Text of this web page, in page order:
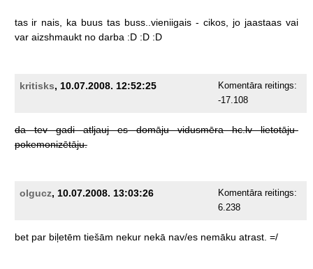
tas ir nais, ka buus tas buss..vieniigais - cikos, jo jaastaas vai
var aizshmaukt no darba :D :D :D
kritisks, 10.07.2008. 12:52:25
Komentāra reitings:
-17.108
da tev gadi atljauj es domāju vidusmēra hc.lv
lietotāju-
pokemonizētāju.
olgucz, 10.07.2008. 13:03:26
Komentāra reitings:
6.238
bet par biļetēm tiešām nekur nekā nav/es nemāku atrast. =/